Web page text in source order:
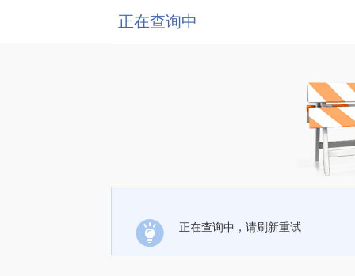
正在查询中
正在查询中，请刷新重试